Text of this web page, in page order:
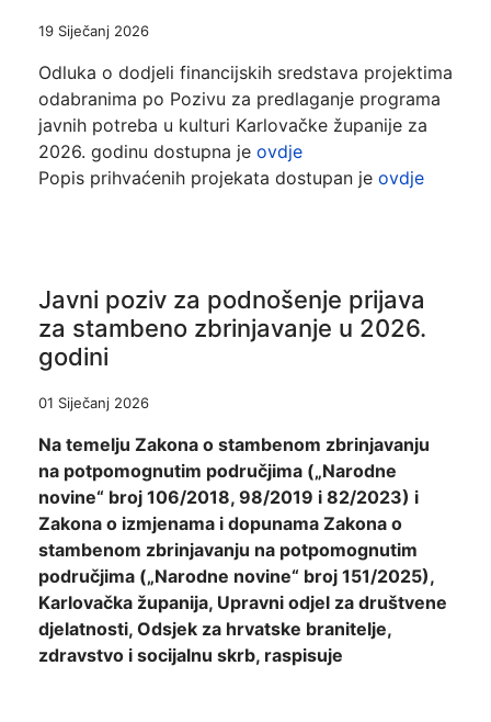
19 Siječanj 2026
Odluka o dodjeli financijskih sredstava projektima
odabranima po Pozivu za predlaganje programa
javnih potreba u kulturi Karlovačke županije za
2026. godinu dostupna je ovdje
Popis prihvaćenih projekata dostupan je ovdje
Javni poziv za podnošenje prijava
za stambeno zbrinjavanje u 2026.
godini
01 Siječanj 2026
Na temelju Zakona o stambenom zbrinjavanju
na potpomognutim područjima („Narodne
novine“ broj 106/2018, 98/2019 i 82/2023) i
Zakona o izmjenama i dopunama Zakona o
stambenom zbrinjavanju na potpomognutim
područjima („Narodne novine“ broj 151/2025),
Karlovačka županija, Upravni odjel za društvene
djelatnosti, Odsjek za hrvatske branitelje,
zdravstvo i socijalnu skrb, raspisuje